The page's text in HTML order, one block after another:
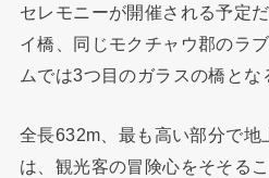
セレモニーが開催される予定
イ橋、同じモクチャウ郡のラ
ムでは3つ目のガラスの橋とな
全長632m、最も高い部分で地
は、観光客の冒険心をそそる